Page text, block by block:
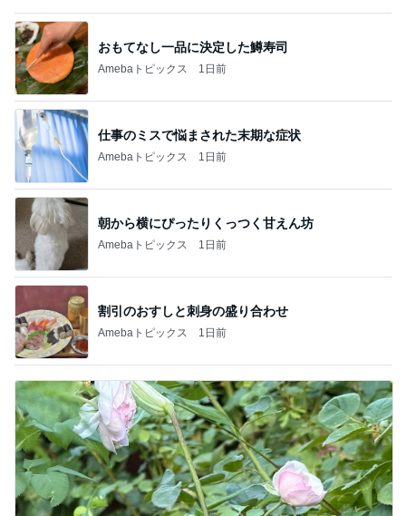
おもてなし一品に決定した鱒寿司
Amebaトピックス 1日前
仕事のミスで悩まされた末期な症状
Amebaトピックス 1日前
朝から横にぴったりくっつく甘えん坊
Amebaトピックス 1日前
割引のおすしと刺身の盛り合わせ
Amebaトピックス 1日前